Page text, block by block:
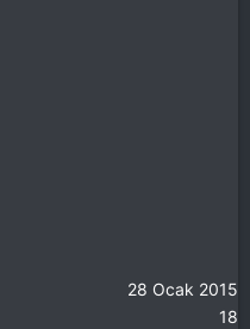
28 Ocak 2015
18